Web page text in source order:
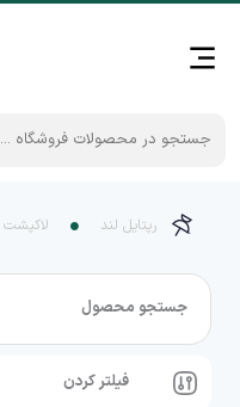
رپتایل لند لاکپشت
جستجو محصول
فیلتر کردن